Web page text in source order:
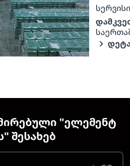
"ელემენტ
შესახებ